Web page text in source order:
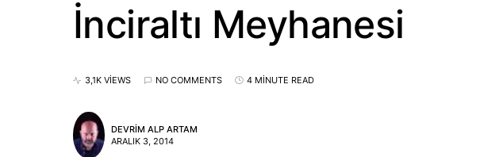
İnciraltı Meyhanesi
3,1K VIEWS NO COMMENTS 4 MINUTE READ
DEVRIM ALP ARTAM
ARALIK 3, 2014